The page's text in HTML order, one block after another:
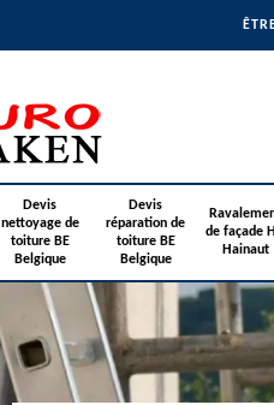
Devis
nettoyage de
toiture BE
Belgique
Devis
réparation de
toiture BE
Belgique
de façade
Hainaut